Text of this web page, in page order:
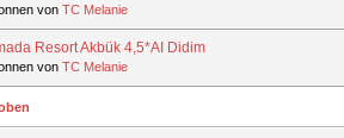
von TC Melanie
Resort Akbük 4,5*AI Didim
von TC Melanie